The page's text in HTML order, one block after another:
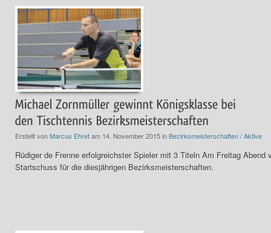
Erstellt vonMarcus Ehretam 14. November 2015 inBezirksmeisterschaften / Aktive
Rüdiger de Frenne erfolgreichster Spieler mit 3 Titeln Am Freitag Abend
Startschuss für die diesjährigen Bezirksmeisterschaften.